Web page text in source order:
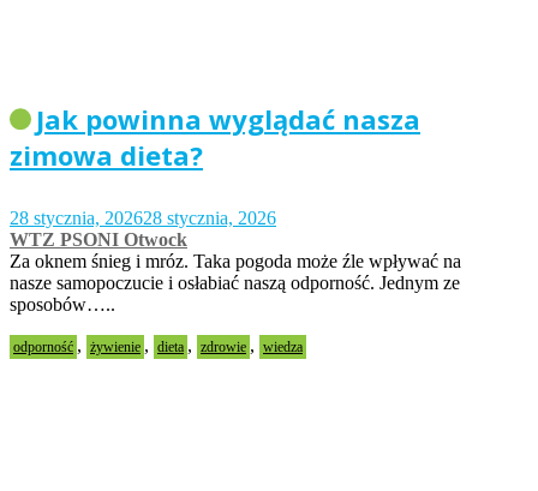
Jak powinna wyglądać nasza
zimowa dieta?
28 stycznia, 202628 stycznia, 2026
WTZ PSONI Otwock
Za oknem śnieg i mróz. Taka pogoda może źle wpływać na
nasze samopoczucie i osłabiać naszą odporność. Jednym ze
sposobów…..
odporność , żywienie , dieta , zdrowie , wiedza